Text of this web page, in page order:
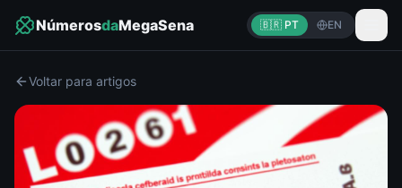
NúmerosdaMegaSena 🇧🇷 PT EN
Voltar para artigos